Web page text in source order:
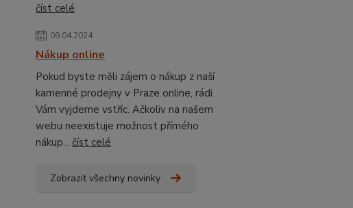
číst celé
09.04.2024
Nákup online
Pokud byste měli zájem o nákup z naší
kamenné prodejny v Praze online, rádi
Vám vyjdeme vstříc. Ačkoliv na našem
webu neexistuje možnost přímého
nákup... číst celé
Zobrazit všechny novinky